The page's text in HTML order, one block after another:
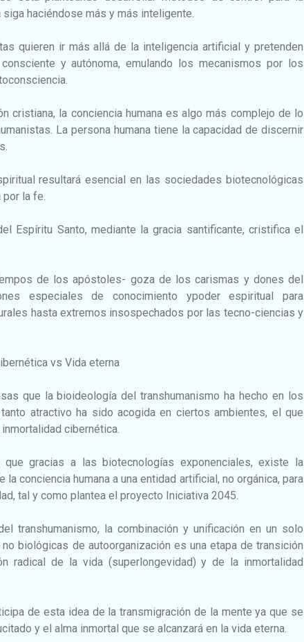
haciéndose más y más inteligente.
quieren ir más allá de la inteligencia artificial y pretenden
y autónoma, emulando los mecanismos por los
cristiana, la conciencia humana es algo más complejo de lo
La persona humana tiene la capacidad de discernir
resultará esencial en las sociedades biotecnológicas
la fe.
Espíritu Santo, mediante la gracia santificante, cristifica el
de los apóstoles- goza de los carismas y dones del
especiales de conocimiento ypoder espiritual para
hasta extremos insospechados por las tecno-ciencias y
vs Vida eterna
que la bioideología del transhumanismo ha hecho en los
atractivo ha sido acogida en ciertos ambientes, el que
cibernética.
que gracias a las biotecnologías exponenciales, existe la
conciencia humana a una entidad artificial, no orgánica, para
tal y como plantea el proyecto Iniciativa 2045.
transhumanismo, la combinación y unificación en un solo
biológicas de autoorganización es una etapa de transición
radical de la vida (superlongevidad) y de la inmortalidad
de esta idea de la transmigración de la mente ya que se
y el alma inmortal que se alcanzará en la vida eterna.